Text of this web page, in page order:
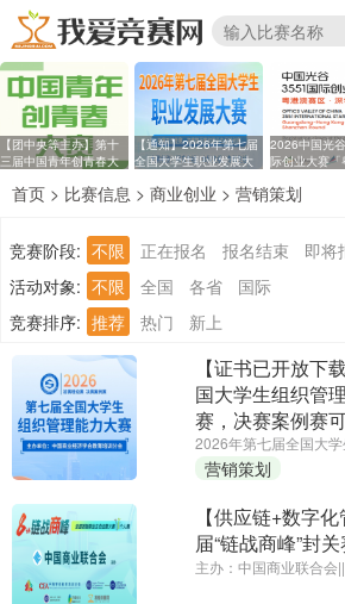
【团中央等主办】第十
三届中国青年创青春大
【通知】2026年第七届
全国大学生职业发展大
2026中国光
际创业大赛「
首页 > 比赛信息 > 商业创业 > 营销策划
竞赛阶段: 不限 正在报名 报名结束
即将
活动对象: 不限 全国 各省
国际
竞赛排序: 推荐 热门 新上
【证书已开放下
国大学生组织管
赛，决赛案例赛
2026年第七届全国大
报名截止时间：2026
业经济学会教育培训分会
营销策划
【供应链+数字
届“链战商峰”封
主办：中国商业联合会